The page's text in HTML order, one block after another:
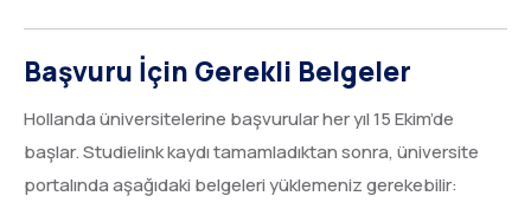
Başvuru İçin Gerekli Belgeler
Hollanda üniversitelerine başvurular her yıl 15 Ekim’de
başlar. Studielink kaydı tamamladıktan sonra, üniversite
portalında aşağıdaki belgeleri yüklemeniz gerekebilir: